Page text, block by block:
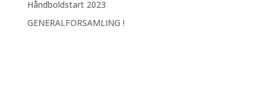
Håndboldstart 2023
GENERALFORSAMLING !